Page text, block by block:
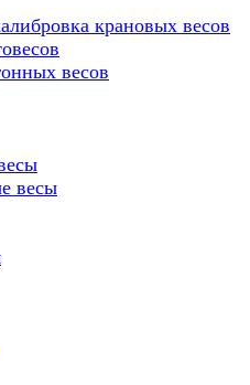
крановых весов
весов
весы